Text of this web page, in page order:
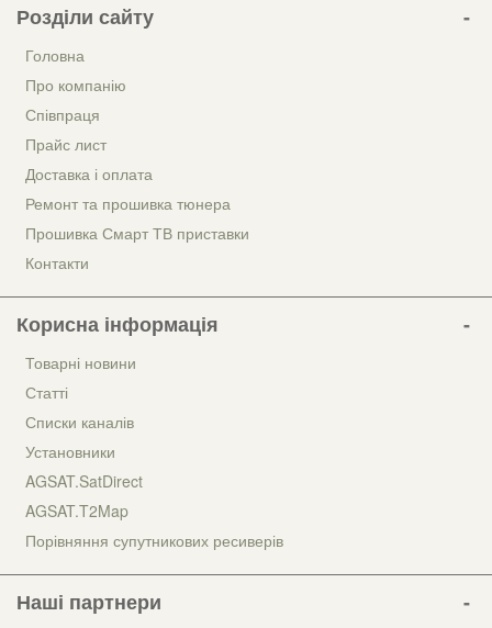
Розділи сайту
Головна
Про компанію
Співпраця
Прайс лист
Доставка і оплата
Ремонт та прошивка тюнера
Прошивка Смарт ТВ приставки
Контакти
Корисна інформація
Товарні новини
Статті
Списки каналів
Установники
AGSAT.SatDirect
AGSAT.T2Map
Порівняння супутникових ресиверів
Наші партнери